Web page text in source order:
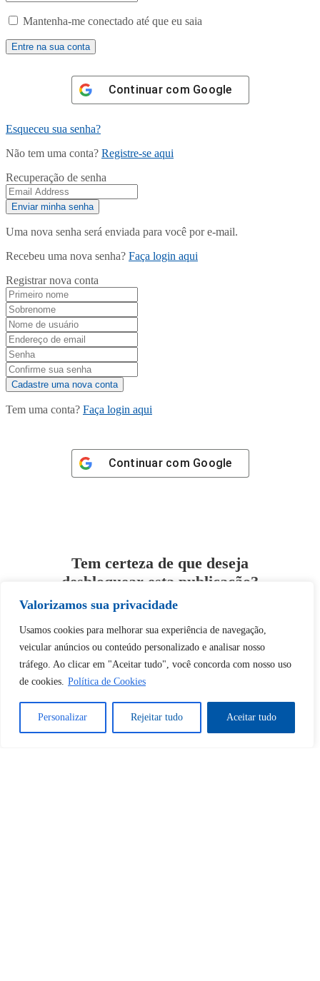
Valorizamos sua privacidade
Usamos cookies para melhorar sua experiência de navegação,
veicular anúncios ou conteúdo personalizado e analisar nosso
tráfego. Ao clicar em "Aceitar tudo", você concorda com nosso uso
de cookies. Política de Cookies
Personalizar Rejeitar tudo Aceitar tudo
Mantenha-me conectado até que eu saia
Continuar com Google
Esqueceu sua senha?
Não tem uma conta? Registre-se aqui
Recuperação de senha
Uma nova senha será enviada para você por e-mail.
Recebeu uma nova senha? Faça login aqui
Registrar nova conta
Tem uma conta? Faça login aqui
Continuar com Google
Tem certeza de que deseja
desbloquear esta publicação?
Desbloquear esquerda : 0
Sim Não